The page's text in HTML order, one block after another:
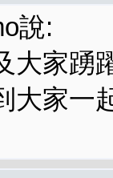
說:
大家踴
大家一